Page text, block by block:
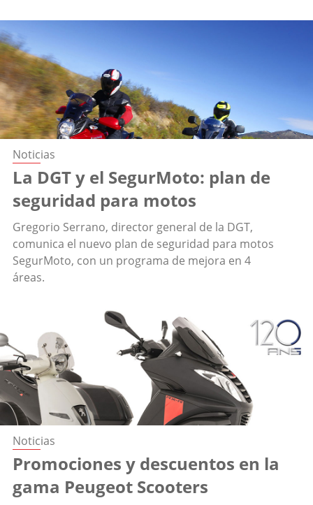
Noticias
La DGT y el SegurMoto: plan de
seguridad para motos
Gregorio Serrano, director general de la DGT,
comunica el nuevo plan de seguridad para motos
SegurMoto, con un programa de mejora en 4
áreas.
Noticias
Promociones y descuentos en la
gama Peugeot Scooters